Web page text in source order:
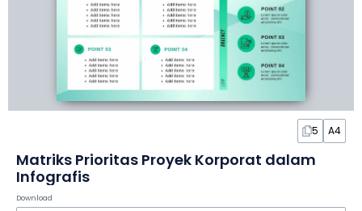
5 A4
Matriks Prioritas Proyek Korporat dalam
Infografis
Download